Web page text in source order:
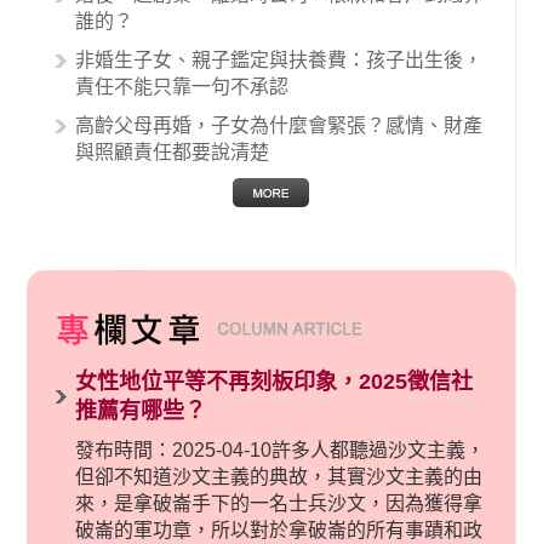
誰的？
非婚生子女、親子鑑定與扶養費：孩子出生後，
責任不能只靠一句不承認
高齡父母再婚，子女為什麼會緊張？感情、財產
與照顧責任都要說清楚
女性地位平等不再刻板印象，2025徵信社
推薦有哪些？
發布時間：2025-04-10許多人都聽過沙文主義，
但卻不知道沙文主義的典故，其實沙文主義的由
來，是拿破崙手下的一名士兵沙文，因為獲得拿
破崙的軍功章，所以對於拿破崙的所有事蹟和政